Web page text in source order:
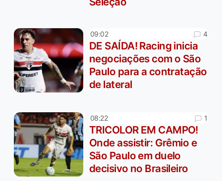
09:02 4
DE SAÍDA! Racing inicia
negociações com o São
Paulo para a contratação
de lateral
08:22 1
TRICOLOR EM CAMPO!
Onde assistir: Grêmio e
São Paulo em duelo
decisivo no Brasileiro